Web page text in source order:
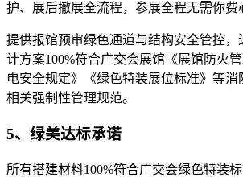
护、展后撤展全流程，参展全程无需你费
提供报馆预审绿色通道与结构安全管控，
计方案100%符合广交会展馆《展馆防火
电安全规定》《绿色特装展位标准》等
相关强制性管理规范。
5、绿美达标承诺
所有搭建材料100%符合广交会绿色特装